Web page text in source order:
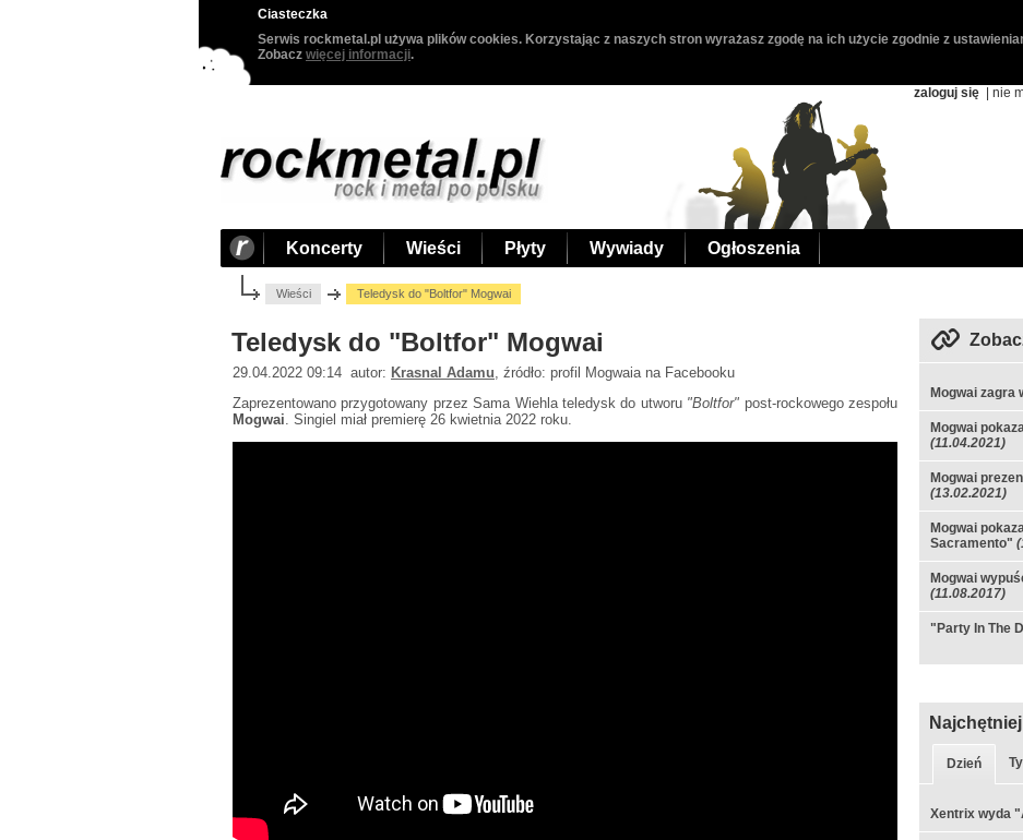
Ciasteczka
Serwis rockmetal.pl używa plików cookies. Korzystając z naszych stron wyrażasz zgodę na ich użycie zgodnie z
Zobacz więcej informacji.
zaloguj się | nie
Koncerty Wieści Płyty Wywiady Ogłoszenia
Wieści Teledysk do "Boltfor" Mogwai
Teledysk do "Boltfor" Mogwai
29.04.2022 09:14 autor: Krasnal Adamu , źródło: profil Mogwaia na Facebooku
Zaprezentowano przygotowany przez Sama Wiehla teledysk do utworu "Boltfor" post-rockowego zespołu
Mogwai . Singiel miał premierę 26 kwietnia 2022 roku.
Mogwai zagra
Mogwai
(11.04.2021)
Mogwai
(13.02.2021)
Mogwai
Sacramento"
Mogwai
(11.08.2017)
"Party In The
Dzień
Xentrix wyda